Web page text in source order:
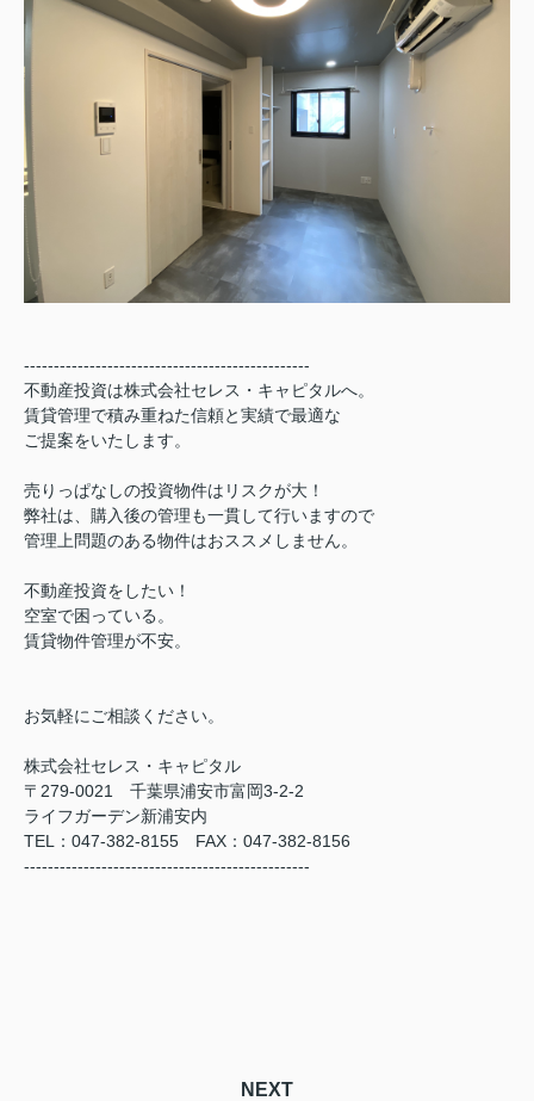
------------------------------------------------
不動産投資は株式会社セレス・キャピタルへ。
賃貸管理で積み重ねた信頼と実績で最適な
ご提案をいたします。
売りっぱなしの投資物件はリスクが大！
弊社は、購入後の管理も一貫して行いますので
管理上問題のある物件はおススメしません。
不動産投資をしたい！
空室で困っている。
賃貸物件管理が不安。
お気軽にご相談ください。
株式会社セレス・キャピタル
〒279-0021 千葉県浦安市富岡3-2-2
ライフガーデン新浦安内
TEL：047-382-8155 FAX：047-382-8156
------------------------------------------------
NEXT